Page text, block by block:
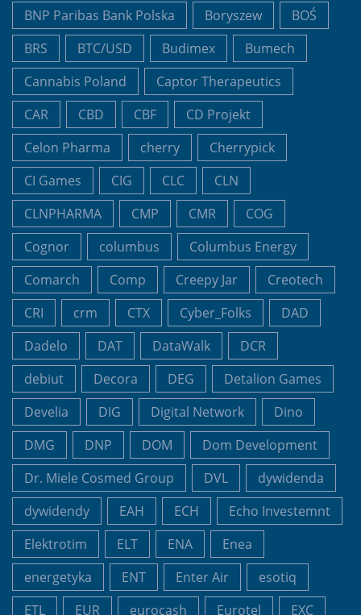
BNP Paribas Bank Polska
Boryszew
BOŚ
BRS
BTC/USD Budimex
Bumech
Cannabis Poland
Captor Therapeutics
CAR
CBD CBF
CD Projekt
Celon Pharma
cherry
Cherrypick
CI Games
CIG CLC
CLN
CLNPHARMA
CMP CMR
COG
Cognor
columbus
Columbus Energy
Comarch
Comp Creepy Jar
Creotech
CRI
crm CTX Cyber_Folks
DAD
Dadelo
DAT DataWalk
DCR
debiut
Decora DEG
Detalion Games
Develia
DIG Digital Network
Dino
DMG
DNP DOM
Dom Development
Dr. Miele Cosmed Group
DVL
dywidenda
dywidendy
EAH ECH
Echo Investemnt
Elektrotim
ELT ENA
Enea
energetyka
ENT Enter Air
esotiq
ETL
EUR eurocash Eurotel
EXC